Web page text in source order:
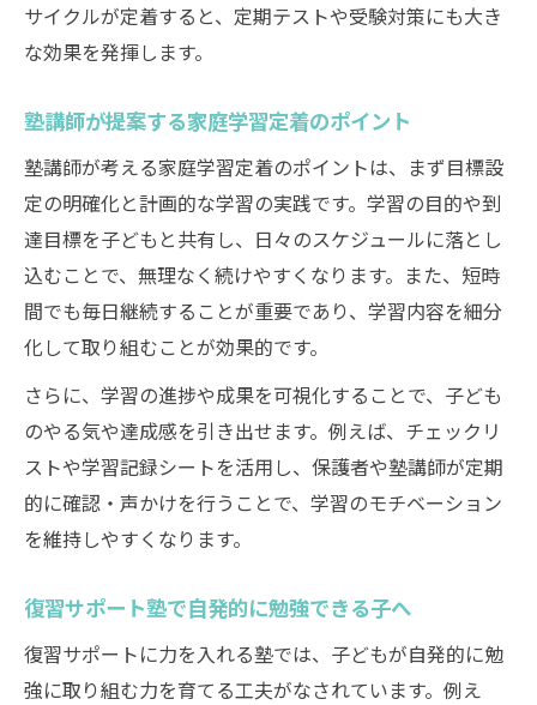
サイクルが定着すると、定期テストや受験対策にも大き
な効果を発揮します。
塾講師が提案する家庭学習定着のポイント
塾講師が考える家庭学習定着のポイントは、まず目標設
定の明確化と計画的な学習の実践です。学習の目的や到
達目標を子どもと共有し、日々のスケジュールに落とし
込むことで、無理なく続けやすくなります。また、短時
間でも毎日継続することが重要であり、学習内容を細分
化して取り組むことが効果的です。
さらに、学習の進捗や成果を可視化することで、子ども
のやる気や達成感を引き出せます。例えば、チェックリ
ストや学習記録シートを活用し、保護者や塾講師が定期
的に確認・声かけを行うことで、学習のモチベーション
を維持しやすくなります。
復習サポート塾で自発的に勉強できる子へ
復習サポートに力を入れる塾では、子どもが自発的に勉
強に取り組む力を育てる工夫がなされています。例え